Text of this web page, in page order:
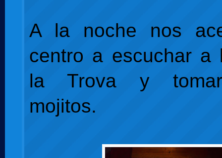
A la noche nos
centro a escuchar a
la Trova y
mojitos.